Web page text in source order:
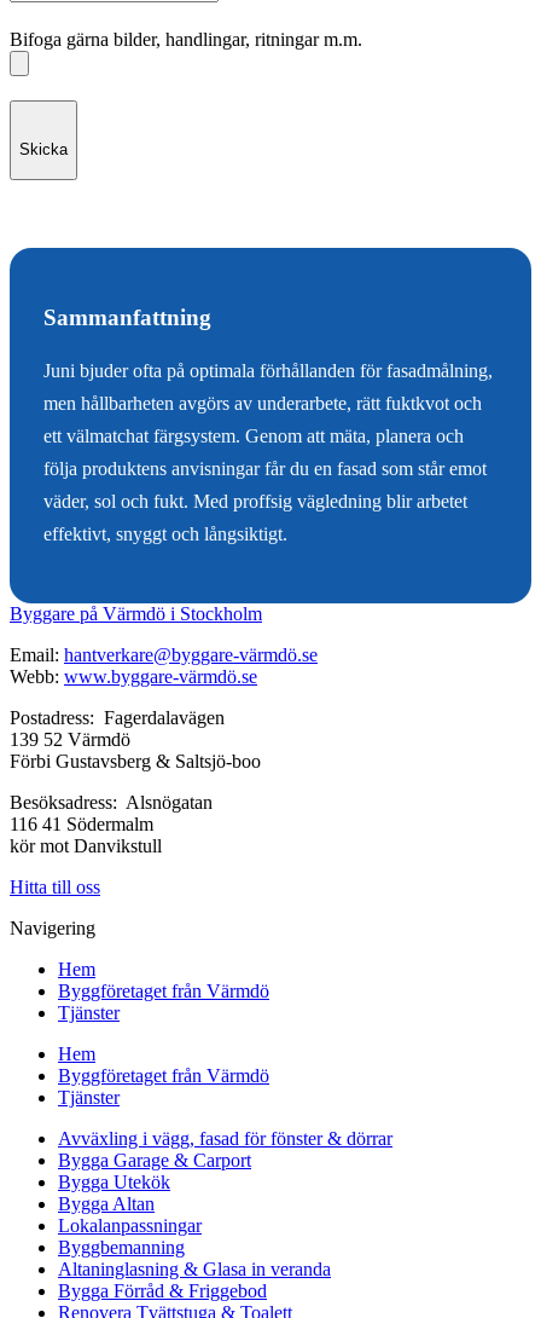
Bifoga gärna bilder, handlingar, ritningar m.m.
Skicka
Sammanfattning
Juni bjuder ofta på optimala förhållanden för fasadmålning,
men hållbarheten avgörs av underarbete, rätt fuktkvot och
ett välmatchat färgsystem. Genom att mäta, planera och
följa produktens anvisningar får du en fasad som står emot
väder, sol och fukt. Med proffsig vägledning blir arbetet
effektivt, snyggt och långsiktigt.
Byggare på Värmdö i Stockholm
Email: hantverkare@byggare-värmdö.se
Webb: www.byggare-värmdö.se
Postadress: Fagerdalavägen
139 52 Värmdö
Förbi Gustavsberg & Saltsjö-boo
Besöksadress: Alsnögatan
116 41 Södermalm
kör mot Danvikstull
Hitta till oss
Navigering
Hem
Byggföretaget från Värmdö
Tjänster
Hem
Byggföretaget från Värmdö
Tjänster
Avväxling i vägg, fasad för fönster & dörrar
Bygga Garage & Carport
Bygga Utekök
Bygga Altan
Lokalanpassningar
Byggbemanning
Altaninglasning & Glasa in veranda
Bygga Förråd & Friggebod
Renovera Tvättstuga & Toalett